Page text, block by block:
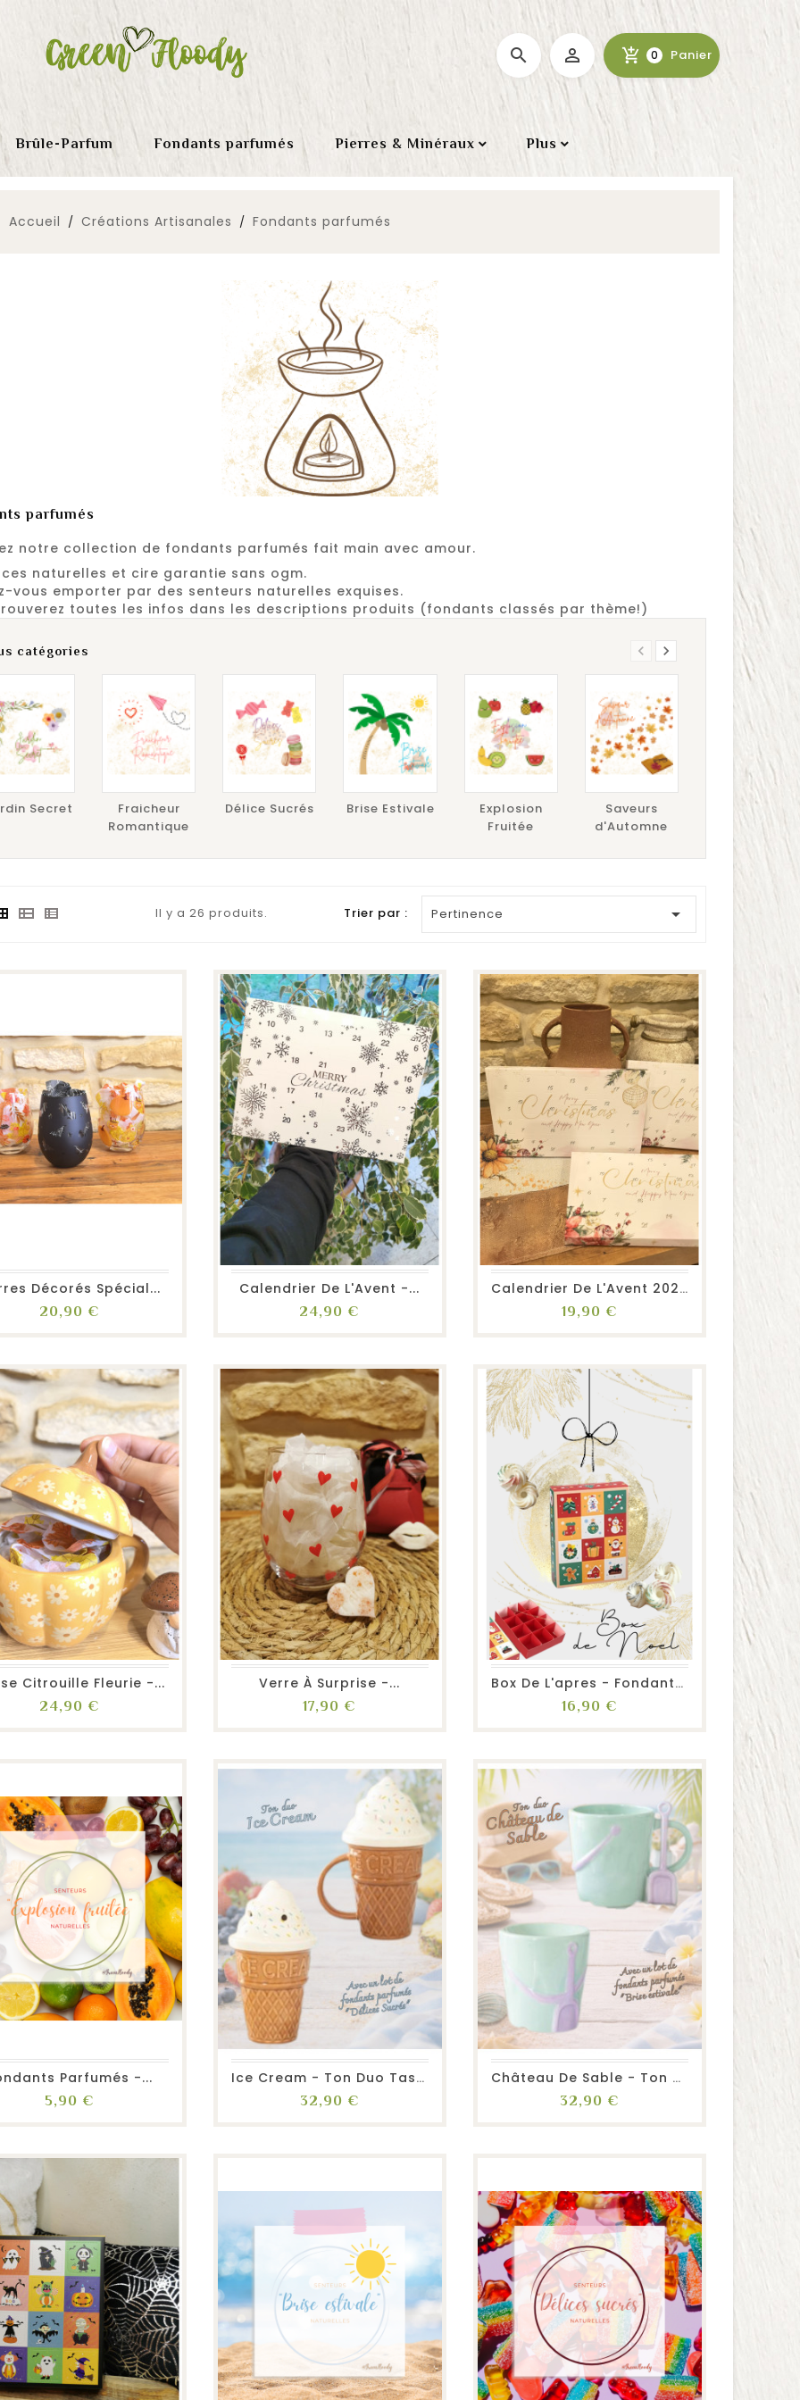
Panier
0

Brûle-Parfum Fondants parfumés Pierres & Minéraux Plus
Accueil Créations Artisanales Fondants parfumés
Parfum -
Blanc
Parfum -
A La Playa
€ Prix
parfumés
notre collection de fondants parfumés fait main avec amour.
naturelles et cire garantie sans ogm.
vous emporter par des senteurs naturelles exquises.
toutes les infos dans les descriptions produits (fondants classés par thème!)
catégories
Secret
Fraicheur
Romantique
Délice Sucrés Brise Estivale
Explosion
Fruitée
Saveurs
d'Automne
Fetes
enchantées
 
Il y a 26 produits. Trier par : Pertinence 
Décorés Spécial...
Prix
20,90 €
repeat visibility
Calendrier De L'Avent -...
Prix
24,90 €
favorite_border repeat visibility
Calendrier De L'Avent 2025...
Prix
19,90 €
favorite_border repeat visibility
Citrouille Fleurie -...
Prix
24,90 €
favorite_border repeat visibility
Verre À Surprise -...
Prix
17,90 €
favorite_border repeat visibility
Box De L'apres - Fondants...
Prix
16,90 €
Parfumés -...
Prix
5,90 €
favorite_border
Ice Cream - Ton Duo Tasse &...
Prix
32,90 €
favorite_border
Château De Sable - Ton Duo...
Prix
32,90 €